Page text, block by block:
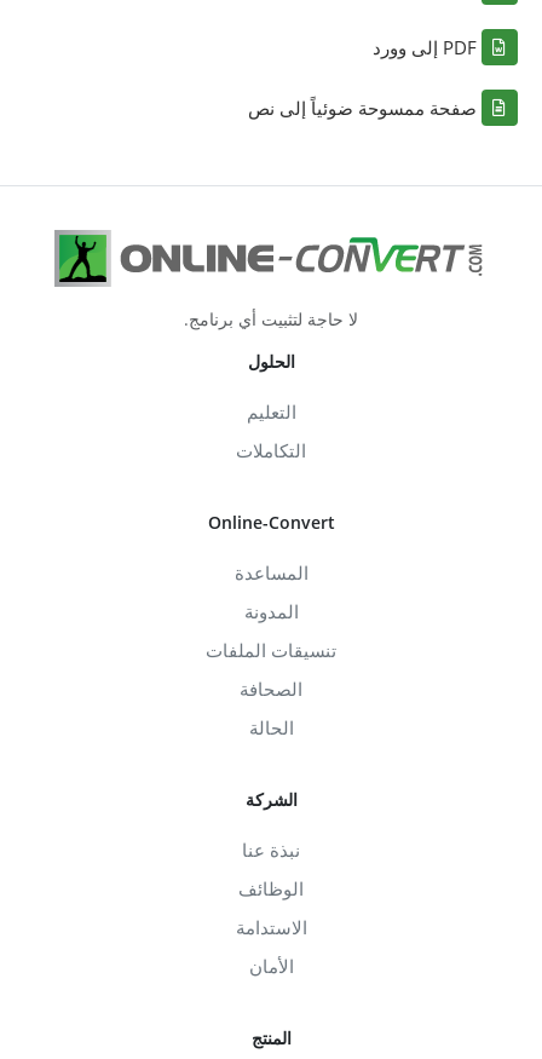
PDF إلى وورد
صفحة ممسوحة ضوئياً إلى نص
لا حاجة لتثبيت أي برنامج.
الحلول
التعليم
التكاملات
Online-Convert
المساعدة
المدونة
تنسيقات الملفات
الصحافة
الحالة
الشركة
نبذة عنا
الوظائف
الاستدامة
الأمان
المنتج